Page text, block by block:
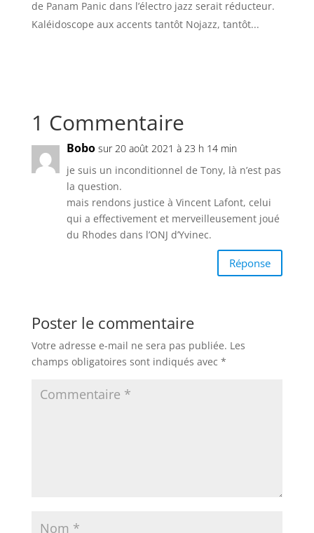
de Panam Panic dans l’électro jazz serait réducteur.
Kaléidoscope aux accents tantôt Nojazz, tantôt...
1 Commentaire
Bobo sur 20 août 2021 à 23 h 14 min
je suis un inconditionnel de Tony, là n’est pas
la question.
mais rendons justice à Vincent Lafont, celui
qui a effectivement et merveilleusement joué
du Rhodes dans l’ONJ d’Yvinec.
Réponse
Poster le commentaire
Votre adresse e-mail ne sera pas publiée. Les
champs obligatoires sont indiqués avec *